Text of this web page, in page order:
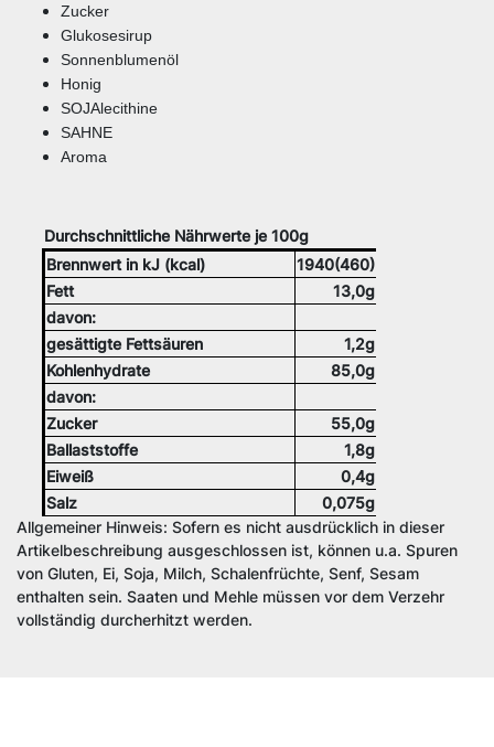
Zucker
Glukosesirup
Sonnenblumenöl
Honig
SOJAlecithine
SAHNE
Aroma
Durchschnittliche Nährwerte je 100g
Brennwert in kJ (kcal)
1940(460)
Fett
13,0g
davon:
gesättigte Fettsäuren
1,2g
Kohlenhydrate
85,0g
davon:
Zucker
55,0g
Ballaststoffe
1,8g
Eiweiß
0,4g
Salz
0,075g
Allgemeiner Hinweis: Sofern es nicht ausdrücklich in dieser
Artikelbeschreibung ausgeschlossen ist, können u.a. Spuren
von Gluten, Ei, Soja, Milch, Schalenfrüchte, Senf, Sesam
enthalten sein. Saaten und Mehle müssen vor dem Verzehr
vollständig durcherhitzt werden.